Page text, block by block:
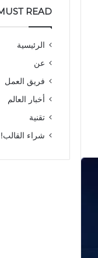
READ
الرئيسية
عن
فريق العمل
أخبار العالم
تقنية
شراء القالب!